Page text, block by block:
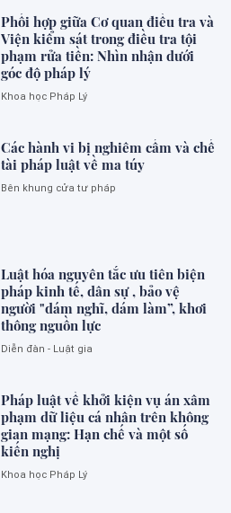
Phối hợp giữa Cơ quan điều tra và
Viện kiểm sát trong điều tra tội
phạm rửa tiền: Nhìn nhận dưới
góc độ pháp lý
Khoa học Pháp Lý
Các hành vi bị nghiêm cấm và chế
tài pháp luật về ma túy
Bên khung cửa tư pháp
Luật hóa nguyên tắc ưu tiên biện
pháp kinh tế, dân sự , bảo vệ
người "dám nghĩ, dám làm”, khơi
thông nguồn lực
Diễn đàn - Luật gia
Pháp luật về khởi kiện vụ án xâm
phạm dữ liệu cá nhân trên không
gian mạng: Hạn chế và một số
kiến nghị
Khoa học Pháp Lý